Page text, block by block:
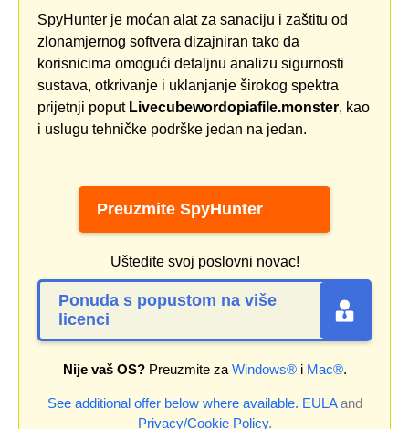
SpyHunter je moćan alat za sanaciju i zaštitu od
zlonamjernog softvera dizajniran tako da
korisnicima omogući detaljnu analizu sigurnosti
sustava, otkrivanje i uklanjanje širokog spektra
prijetnji poput Livecubewordopiafile.monster, kao
i uslugu tehničke podrške jedan na jedan.
Preuzmite SpyHunter
Uštedite svoj poslovni novac!
Ponuda s popustom na više
licenci
Nije vaš OS?Preuzmite zaWindows®i Mac®.
See additional offer below where available. EULAand
Privacy/Cookie Policy.